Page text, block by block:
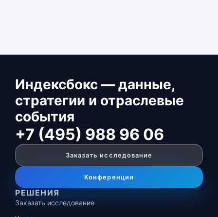
Индексбокс — данные,
стратегии и отраслевые
события
+7 (495) 988 96 06
Заказать исследование
Конференции
РЕШЕНИЯ
Заказать исследование